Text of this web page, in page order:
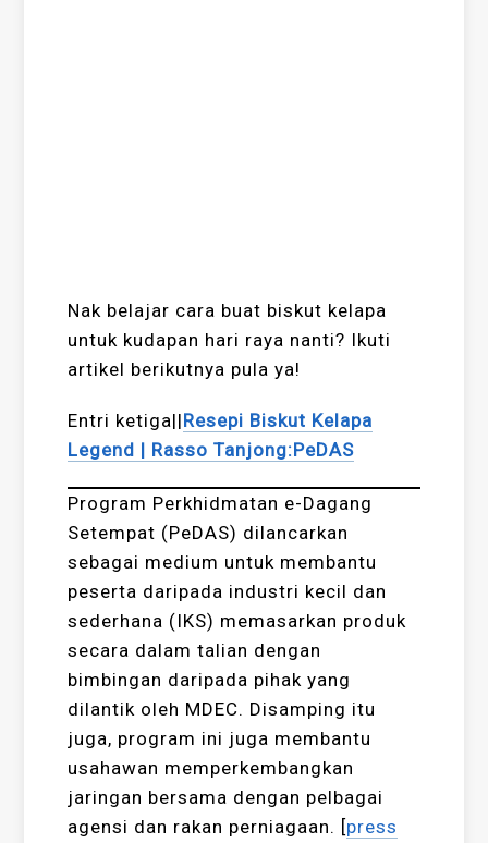
Nak belajar cara buat biskut kelapa
untuk kudapan hari raya nanti? Ikuti
artikel berikutnya pula ya!
Entri ketiga||Resepi Biskut Kelapa
Legend | Rasso Tanjong:PeDAS
Program Perkhidmatan e-Dagang
Setempat (PeDAS) dilancarkan
sebagai medium untuk membantu
peserta daripada industri kecil dan
sederhana (IKS) memasarkan produk
secara dalam talian dengan
bimbingan daripada pihak yang
dilantik oleh MDEC. Disamping itu
juga, program ini juga membantu
usahawan memperkembangkan
jaringan bersama dengan pelbagai
agensi dan rakan perniagaan. [press